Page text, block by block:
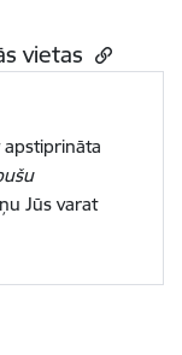
vietas
apstiprināta
Jūs varat